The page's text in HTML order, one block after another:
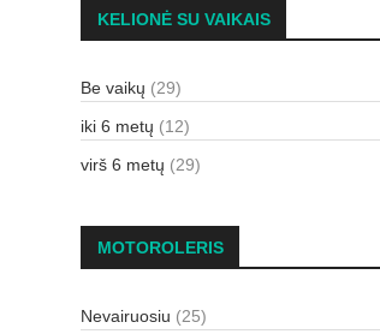
KELIONĖ SU VAIKAIS
Be vaikų (29)
iki 6 metų (12)
virš 6 metų (29)
MOTOROLERIS
Nevairuosiu (25)